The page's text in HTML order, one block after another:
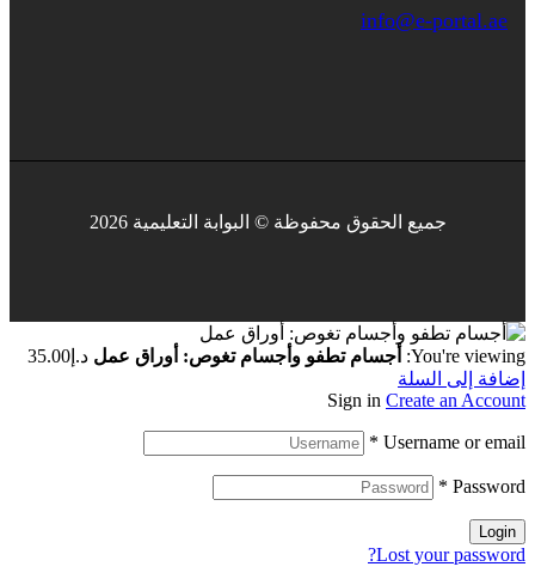
info@e-portal.ae
جميع الحقوق محفوظة © البوابة التعليمية 2026
You're viewing: أجسام تطفو وأجسام تغوص: أوراق عمل د.إ 35.00
إضافة إلى السلة
Sign in Create an Account
Username or email
*
Password
*
Login
Lost your password?